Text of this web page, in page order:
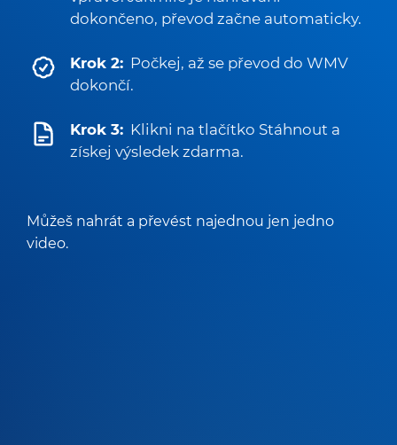
dokončeno, převod začne automaticky.
Krok 2: Počkej, až se převod do WMV
dokončí.
Krok 3: Klikni na tlačítko Stáhnout a
získej výsledek zdarma.
Můžeš nahrát a převést najednou jen jedno
video.